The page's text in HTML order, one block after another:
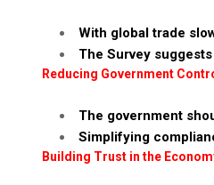
With global trade
The Survey
Reducing Government
The government
Simplifying
Building Trust in the